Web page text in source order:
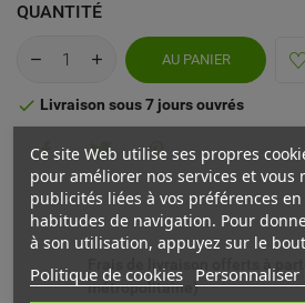
QUANTITÉ
AU PANIER
 Livraison sous 7 jours ouvrés
Frais de livraison offerts à
métropolitaine)
Ce site Web utilise ses propres
pour améliorer nos services et vous
publicités liées à vos préférences
habitudes de navigation. Pour
à son utilisation, appuyez sur le
Politique de cookies Personnaliser